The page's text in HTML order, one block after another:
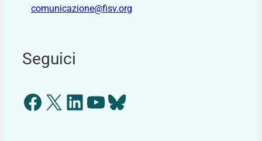
comunicazione@fisv.org
Seguici
Facebook X LinkedIn YouTube Bluesky